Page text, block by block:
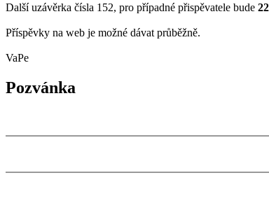
Další uzávěrka čísla 152, pro případné přispěvatele bude
Příspěvky na web je možné dávat průběžně.
VaPe
Pozvánka